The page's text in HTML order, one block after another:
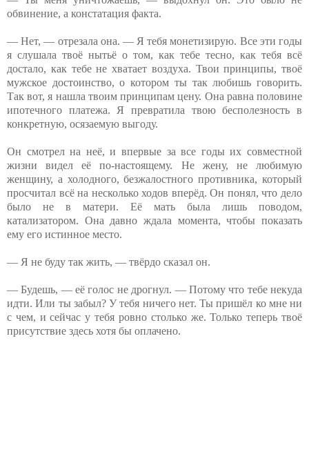
обвинение, а констатация факта.
— Нет, — отрезала она. — Я тебя монетизирую. Все эти годы
я слушала твоё нытьё о том, как тебе тесно, как тебя всё
достало, как тебе не хватает воздуха. Твои принципы, твоё
мужское достоинство, о котором ты так любишь говорить.
Так вот, я нашла твоим принципам цену. Она равна половине
ипотечного платежа. Я превратила твою бесполезность в
конкретную, осязаемую выгоду.
Он смотрел на неё, и впервые за все годы их совместной
жизни видел её по-настоящему. Не жену, не любимую
женщину, а холодного, безжалостного противника, который
просчитал всё на несколько ходов вперёд. Он понял, что дело
было не в матери. Её мать была лишь поводом,
катализатором. Она давно ждала момента, чтобы показать
ему его истинное место.
— Я не буду так жить, — твёрдо сказал он.
— Будешь, — её голос не дрогнул. — Потому что тебе некуда
идти. Или ты забыл? У тебя ничего нет. Ты пришёл ко мне ни
с чем, и сейчас у тебя ровно столько же. Только теперь твоё
присутствие здесь хотя бы оплачено.